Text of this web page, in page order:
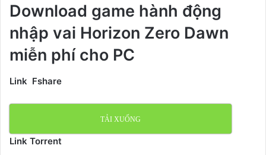
Download game hành động
nhập vai Horizon Zero Dawn
miễn phí cho PC
Link Fshare
TẢI XUỐNG
Link Torrent